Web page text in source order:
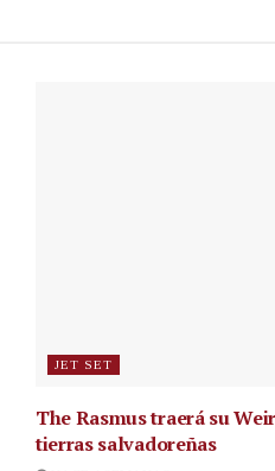
JET SET
The Rasmus traerá su
tierras salvadoreñas